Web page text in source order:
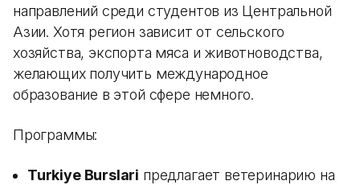
направлений среди студентов из Центральной
Азии. Хотя регион зависит от сельского
хозяйства, экспорта мяса и животноводства,
желающих получить международное
образование в этой сфере немного.
Программы:
Turkiye Burslari предлагает ветеринарию на